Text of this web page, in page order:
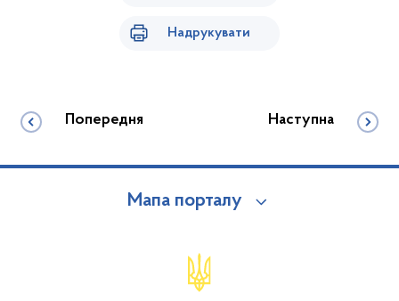
Надрукувати
Попередня Наступна
Мапа порталу